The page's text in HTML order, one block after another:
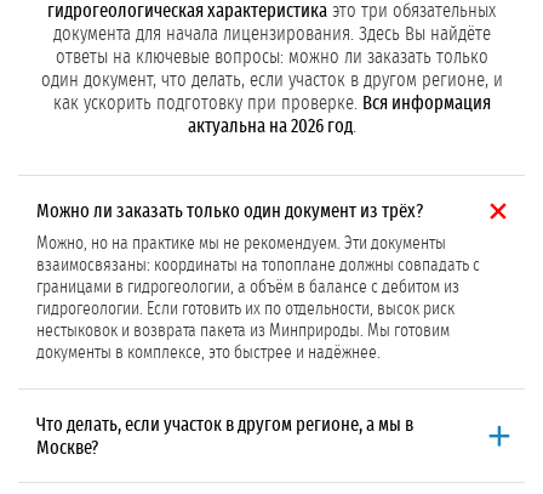
гидрогеологическая характеристика это три обязательных
документа для начала лицензирования. Здесь Вы найдёте
ответы на ключевые вопросы: можно ли заказать только
один документ, что делать, если участок в другом регионе, и
как ускорить подготовку при проверке. Вся информация
актуальна на 2026 год.
Можно ли заказать только один документ из трёх?
Можно, но на практике мы не рекомендуем. Эти документы
взаимосвязаны: координаты на топоплане должны совпадать с
границами в гидрогеологии, а объём в балансе с дебитом из
гидрогеологии. Если готовить их по отдельности, высок риск
нестыковок и возврата пакета из Минприроды. Мы готовим
документы в комплексе, это быстрее и надёжнее.
Что делать, если участок в другом регионе, а мы в
Москве?
География не влияет на подготовку этих трёх документов. Баланс